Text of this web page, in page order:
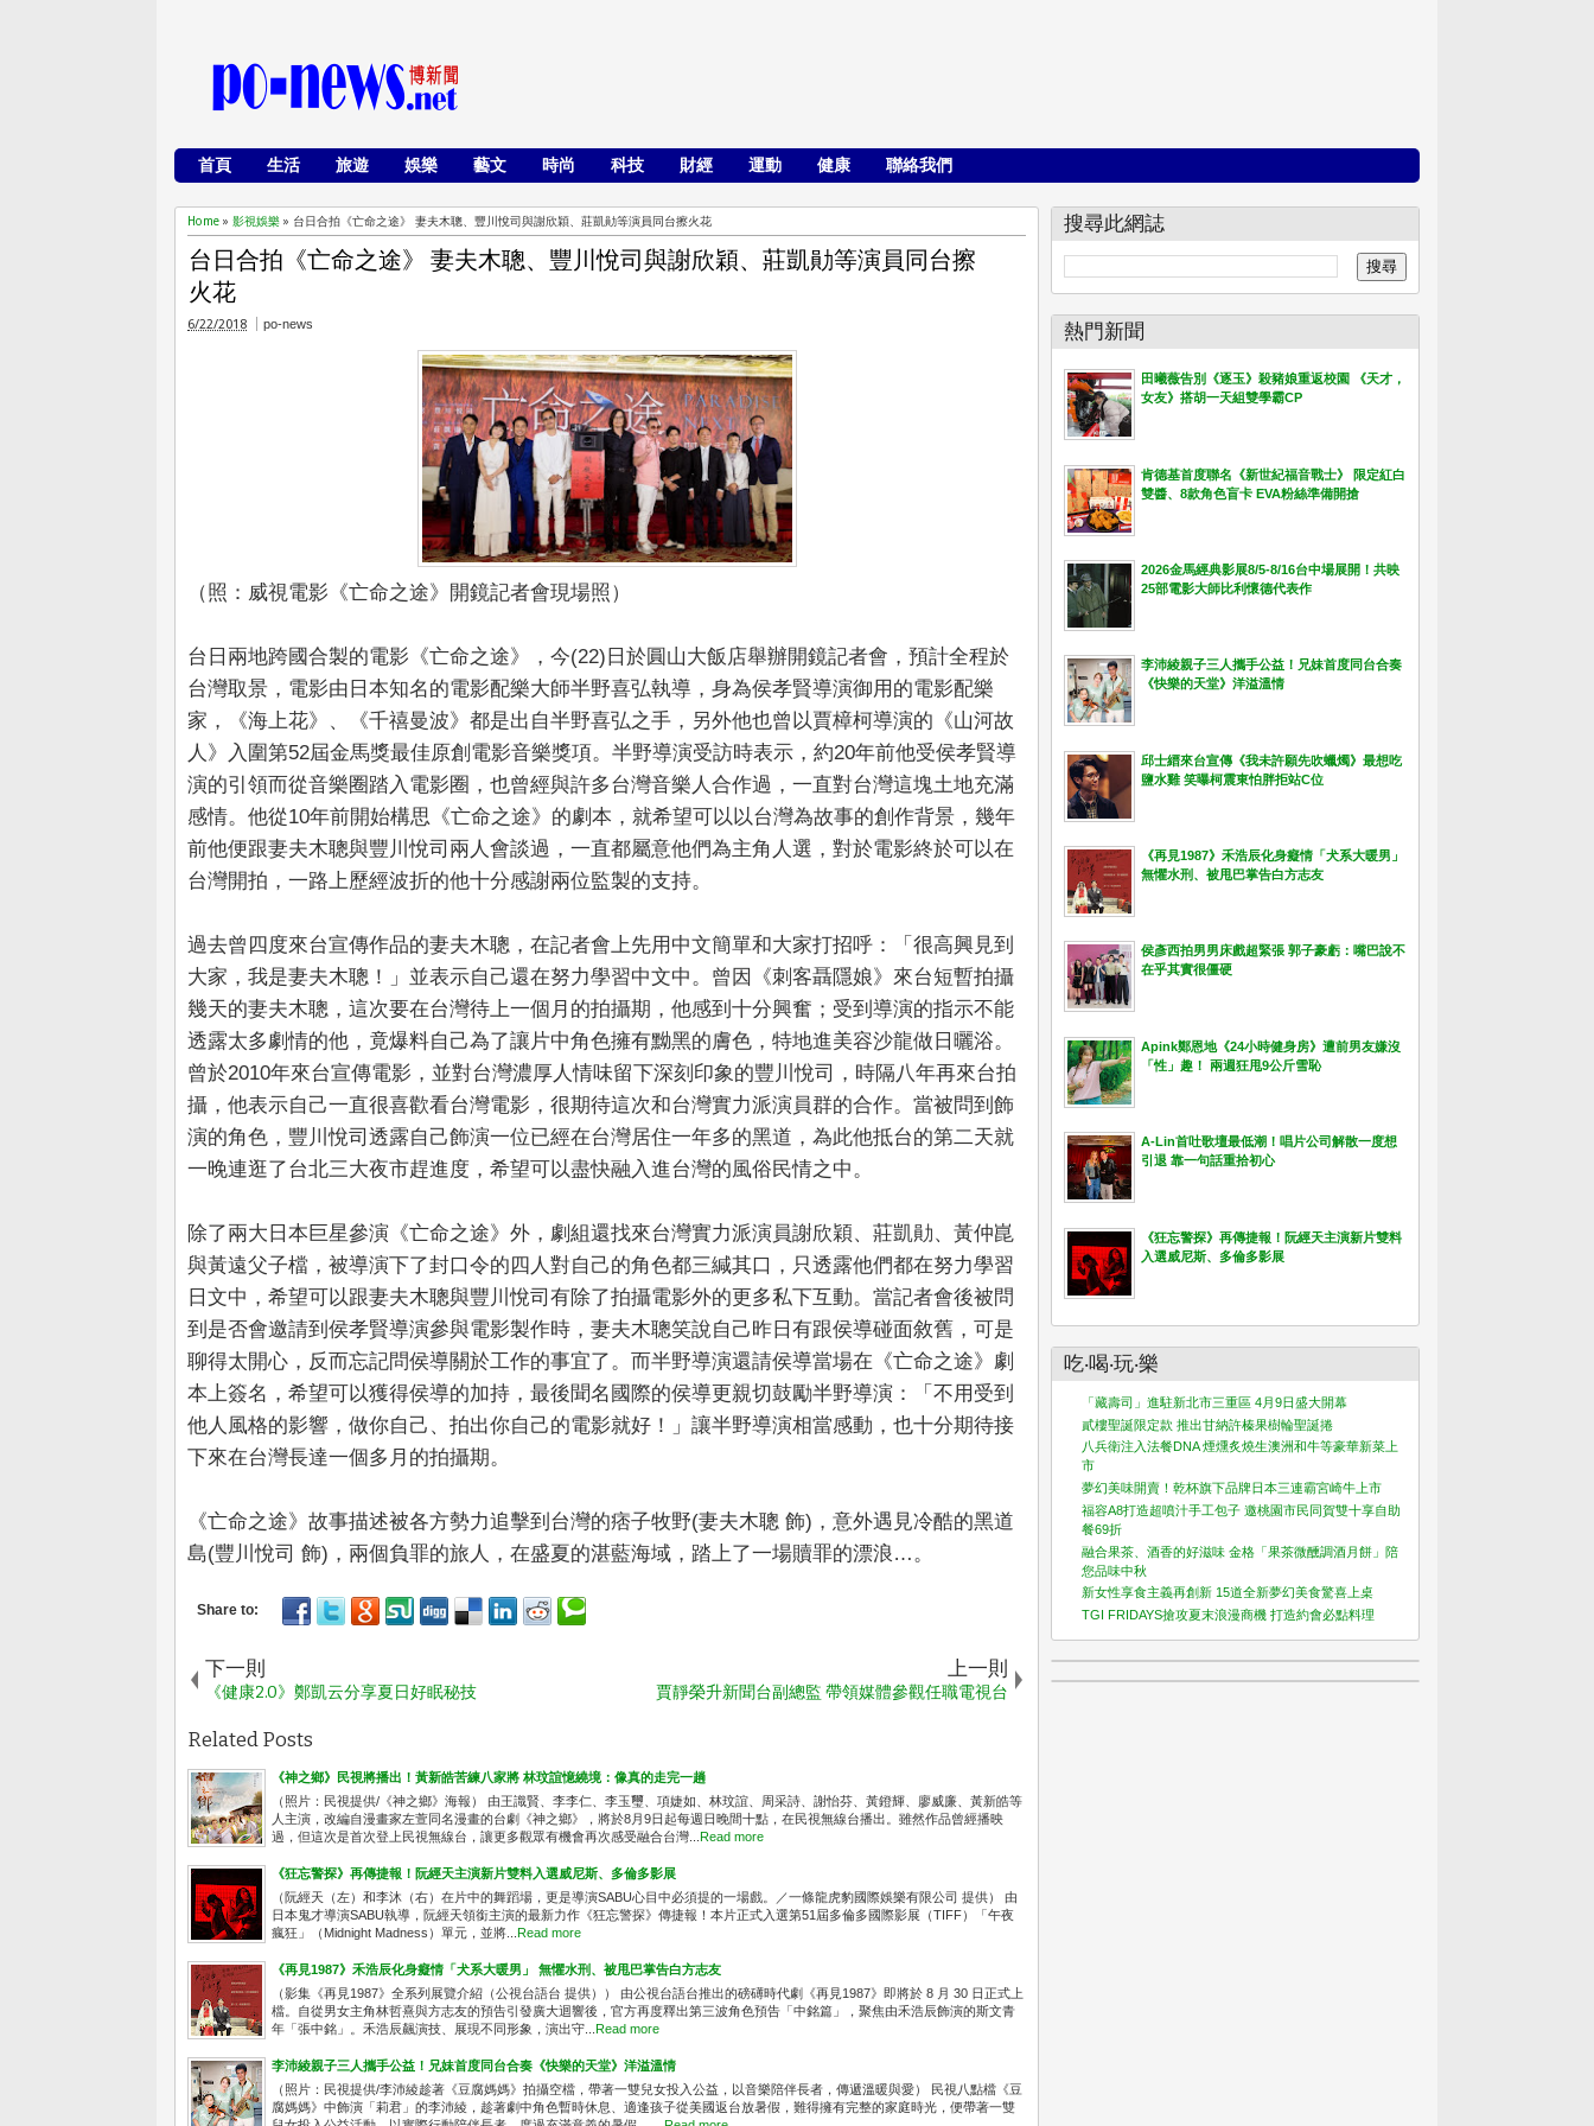
首頁 生活 旅遊 娛樂 藝文 時尚 科技 財經 運動 健康 聯絡我們
Home » 影視娛樂 » 台日合拍《亡命之途》 妻夫木聰、豐川悅司與謝欣穎、莊凱勛等演員同台擦火花
台日合拍《亡命之途》 妻夫木聰、豐川悅司與謝欣穎、莊凱勛等演員同台擦
火花
6/22/2018 po-news
（照：威視電影《亡命之途》開鏡記者會現場照）
台日兩地跨國合製的電影《亡命之途》，今(22)日於圓山大飯店舉辦開鏡記者會，預計全程於
台灣取景，電影由日本知名的電影配樂大師半野喜弘執導，身為侯孝賢導演御用的電影配樂
家，《海上花》、《千禧曼波》都是出自半野喜弘之手，另外他也曾以賈樟柯導演的《山河故
人》入圍第52屆金馬獎最佳原創電影音樂獎項。半野導演受訪時表示，約20年前他受侯孝賢導
演的引領而從音樂圈踏入電影圈，也曾經與許多台灣音樂人合作過，一直對台灣這塊土地充滿
感情。他從10年前開始構思《亡命之途》的劇本，就希望可以以台灣為故事的創作背景，幾年
前他便跟妻夫木聰與豐川悅司兩人會談過，一直都屬意他們為主角人選，對於電影終於可以在
台灣開拍，一路上歷經波折的他十分感謝兩位監製的支持。
過去曾四度來台宣傳作品的妻夫木聰，在記者會上先用中文簡單和大家打招呼：「很高興見到
大家，我是妻夫木聰！」並表示自己還在努力學習中文中。曾因《刺客聶隱娘》來台短暫拍攝
幾天的妻夫木聰，這次要在台灣待上一個月的拍攝期，他感到十分興奮；受到導演的指示不能
透露太多劇情的他，竟爆料自己為了讓片中角色擁有黝黑的膚色，特地進美容沙龍做日曬浴。
曾於2010年來台宣傳電影，並對台灣濃厚人情味留下深刻印象的豐川悅司，時隔八年再來台拍
攝，他表示自己一直很喜歡看台灣電影，很期待這次和台灣實力派演員群的合作。當被問到飾
演的角色，豐川悅司透露自己飾演一位已經在台灣居住一年多的黑道，為此他抵台的第二天就
一晚連逛了台北三大夜市趕進度，希望可以盡快融入進台灣的風俗民情之中。
除了兩大日本巨星參演《亡命之途》外，劇組還找來台灣實力派演員謝欣穎、莊凱勛、黃仲崑
與黃遠父子檔，被導演下了封口令的四人對自己的角色都三緘其口，只透露他們都在努力學習
日文中，希望可以跟妻夫木聰與豐川悅司有除了拍攝電影外的更多私下互動。當記者會後被問
到是否會邀請到侯孝賢導演參與電影製作時，妻夫木聰笑說自己昨日有跟侯導碰面敘舊，可是
聊得太開心，反而忘記問侯導關於工作的事宜了。而半野導演還請侯導當場在《亡命之途》劇
本上簽名，希望可以獲得侯導的加持，最後聞名國際的侯導更親切鼓勵半野導演：「不用受到
他人風格的影響，做你自己、拍出你自己的電影就好！」讓半野導演相當感動，也十分期待接
下來在台灣長達一個多月的拍攝期。
《亡命之途》故事描述被各方勢力追擊到台灣的痞子牧野(妻夫木聰 飾)，意外遇見冷酷的黑道
島(豐川悅司 飾)，兩個負罪的旅人，在盛夏的湛藍海域，踏上了一場贖罪的漂浪…。
下一則
《健康2.0》鄭凱云分享夏日好眠秘技
上一則
賈靜榮升新聞台副總監 帶領媒體參觀任職電視台
Related Posts
《神之鄉》民視將播出！黃新皓苦練八家將 林玟誼憶繞境：像真的走完一趟
（照片：民視提供/《神之鄉》海報） 由王識賢、李李仁、李玉璽、項婕如、林玟誼、周采詩、謝怡芬、黃鐙輝、廖威廉、黃新皓等
人主演，改編自漫畫家左萱同名漫畫的台劇《神之鄉》，將於8月9日起每週日晚間十點，在民視無線台播出。雖然作品曾經播映
過，但這次是首次登上民視無線台，讓更多觀眾有機會再次感受融合台灣... Read more
《狂忘警探》再傳捷報！阮經天主演新片雙料入選威尼斯、多倫多影展
（阮經天（左）和李沐（右）在片中的舞蹈場，更是導演SABU心目中必須提的一場戲。／一條龍虎豹國際娛樂有限公司 提供） 由
日本鬼才導演SABU執導，阮經天領銜主演的最新力作《狂忘警探》傳捷報！本片正式入選第51屆多倫多國際影展（TIFF）「午夜
瘋狂」（Midnight Madness）單元，並將... Read more
《再見1987》禾浩辰化身癡情「犬系大暖男」 無懼水刑、被甩巴掌告白方志友
（影集《再見1987》全系列展覽介紹（公視台語台 提供）） 由公視台語台推出的磅礡時代劇《再見1987》即將於 8 月 30 日正式上
檔。自從男女主角林哲熹與方志友的預告引發廣大迴響後，官方再度釋出第三波角色預告「中銘篇」，聚焦由禾浩辰飾演的斯文青
年「張中銘」。禾浩辰飆演技、展現不同形象，演出守... Read more
李沛綾親子三人攜手公益！兄妹首度同台合奏《快樂的天堂》洋溢溫情
（照片：民視提供/李沛綾趁著《豆腐媽媽》拍攝空檔，帶著一雙兒女投入公益，以音樂陪伴長者，傳遞溫暖與愛） 民視八點檔《豆
腐媽媽》中飾演「莉君」的李沛綾，趁著劇中角色暫時休息、適逢孩子從美國返台放暑假，難得擁有完整的家庭時光，便帶著一雙
搜尋此網誌
熱門新聞
田曦薇告別《逐玉》殺豬娘重返校園 《天才，
女友》搭胡一天組雙學霸CP
肯德基首度聯名《新世紀福音戰士》 限定紅白
雙醬、8款角色盲卡 EVA粉絲準備開搶
2026金馬經典影展8/5-8/16台中場展開！共映
25部電影大師比利懷德代表作
李沛綾親子三人攜手公益！兄妹首度同台合奏
《快樂的天堂》洋溢溫情
邱士縉來台宣傳《我未許願先吹蠟燭》最想吃
鹽水雞 笑曝柯震東怕胖拒站C位
《再見1987》禾浩辰化身癡情「犬系大暖男」
無懼水刑、被甩巴掌告白方志友
侯彥西拍男男床戲超緊張 郭子豪虧：嘴巴說不
在乎其實很僵硬
Apink鄭恩地《24小時健身房》遭前男友嫌沒
「性」趣！ 兩週狂甩9公斤雪恥
A-Lin首吐歌壇最低潮！唱片公司解散一度想
引退 靠一句話重拾初心
《狂忘警探》再傳捷報！阮經天主演新片雙料
入選威尼斯、多倫多影展
吃‧喝‧玩‧樂
「藏壽司」進駐新北市三重區 4月9日盛大開幕
貳樓聖誕限定款 推出甘納許榛果樹輪聖誕捲
八兵衛注入法餐DNA 煙燻炙燒生澳洲和牛等豪華新菜上
市
夢幻美味開賣！乾杯旗下品牌日本三連霸宮崎牛上市
福容A8打造超噴汁手工包子 邀桃園市民同賀雙十享自助
餐69折
融合果茶、酒香的好滋味 金格「果茶微醺調酒月餅」陪
您品味中秋
新女性享食主義再創新 15道全新夢幻美食驚喜上桌
TGI FRIDAYS搶攻夏末浪漫商機 打造約會必點料理